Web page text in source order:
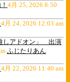
4月 25, 2026 8:50
4月 24, 2026 12:03 am
しアドオン」 出演
ふじたりあん
4月 22, 2026 11:40 am